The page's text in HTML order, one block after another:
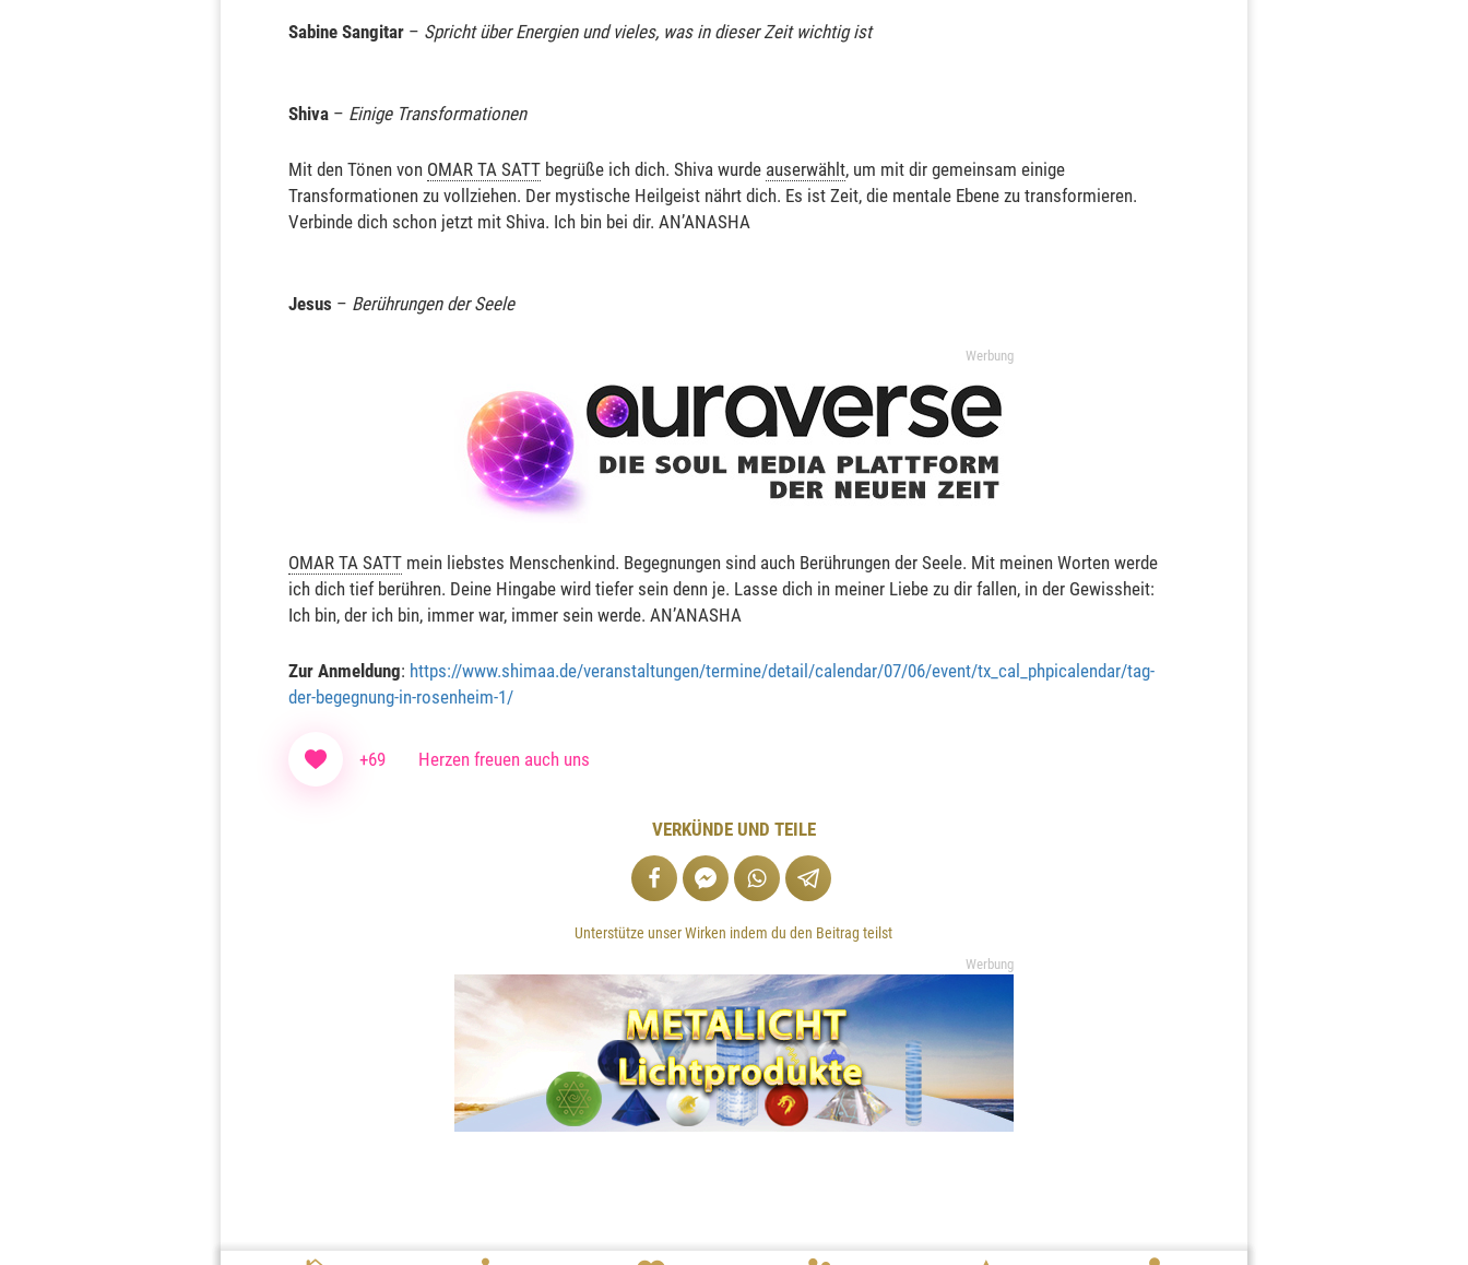
Sabine Sangitar– Spricht über Energien und vieles, was in dieser Zeit wichtig ist
Shiva– Einige Transformationen
Mit den Tönen von OMAR TA SATTbegrüße ich dich. Shiva wurde auserwählt, um mit dir gemeinsam einige
Transformationen zu vollziehen. Der mystische Heilgeist nährt dich. Es ist Zeit, die mentale Ebene zu transformieren.
Verbinde dich schon jetzt mit Shiva. Ich bin bei dir. AN’ANASHA
Jesus – Berührungen der Seele
Werbung
OMAR TA SATTmein liebstes Menschenkind. Begegnungen sind auch Berührungen der Seele. Mit meinen Worten werde
ich dich tief berühren. Deine Hingabe wird tiefer sein denn je. Lasse dich in meiner Liebe zu dir fallen, in der Gewissheit:
Ich bin, der ich bin, immer war, immer sein werde. AN’ANASHA
Zur Anmeldung: https://www.shimaa.de/veranstaltungen/termine/detail/calendar/07/06/event/tx_cal_phpicalendar/tag-
der-begegnung-in-rosenheim-1/
+69 Herzen freuen auch uns
VERKÜNDE UND TEILE
Unterstütze unser Wirken indem du den Beitrag teilst
Werbung